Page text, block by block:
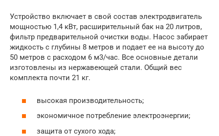
Устройство включает в свой состав электродвигатель
мощностью 1,4 кВт, расширительный бак на 20 литров,
фильтр предварительной очистки воды. Насос забирает
жидкость с глубины 8 метров и подает ее на высоту до
50 метров с расходом 6 м3/час. Все основные детали
изготовлены из нержавеющей стали. Общий вес
комплекта почти 21 кг.
высокая производительность;
экономичное потребление электроэнергии;
защита от сухого хода;